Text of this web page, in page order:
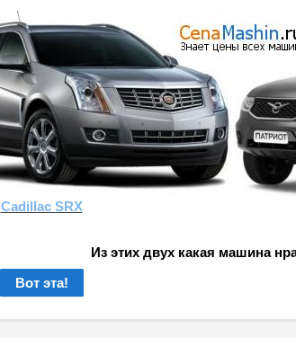
Cadillac SRX
Из этих двух какая машина
Вот эта!